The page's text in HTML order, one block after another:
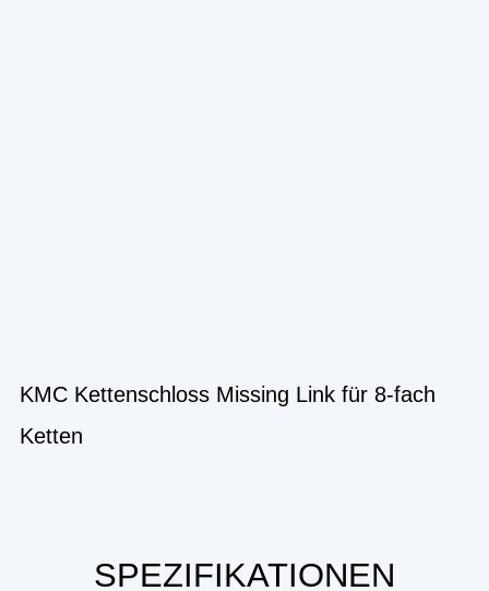
KMC Kettenschloss Missing Link für 8-fach
Ketten
SPEZIFIKATIONEN